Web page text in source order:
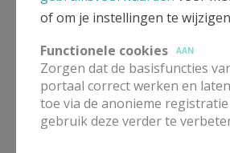
of om je instellingen te
Functionele cookies
AAN
Zorgen dat de basisfuncties
portaal correct werken en
toe via de anonieme registratie
gebruik deze verder te